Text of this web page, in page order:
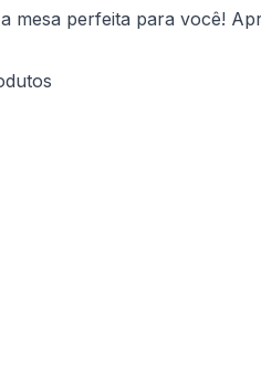
mesa perfeita para você!